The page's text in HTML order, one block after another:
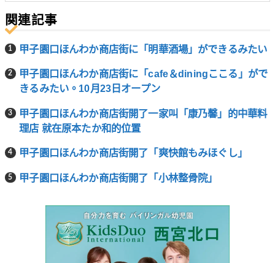
関連記事
甲子園口ほんわか商店街に「明華酒場」ができるみたい
甲子園口ほんわか商店街に「cafe＆diningここる」がで
きるみたい。10月23日オープン
甲子園口ほんわか商店街開了一家叫「康乃馨」的中華料
理店 就在原本たか和的位置
甲子園口ほんわか商店街開了「爽快館もみほぐし」
甲子園口ほんわか商店街開了「小林整骨院」